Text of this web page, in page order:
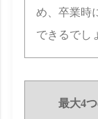
め、卒業時
できるでし
最大4